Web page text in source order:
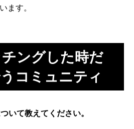
ます。
ングした時だ
コミュニティ
て教えてください。